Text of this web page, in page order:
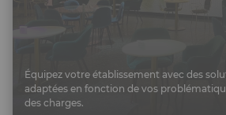
Équipez votre établissement avec des
adaptées en fonction de vos
des charges.